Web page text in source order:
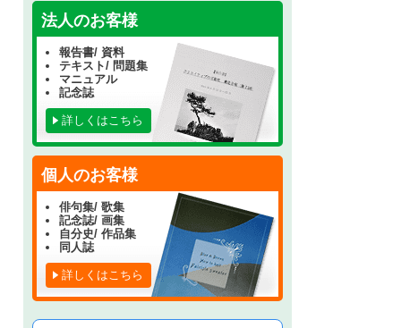
法人のお客様
報告書/ 資料
テキスト/ 問題集
マニュアル
記念誌
詳しくはこちら
個人のお客様
俳句集/ 歌集
記念誌/ 画集
自分史/ 作品集
同人誌
詳しくはこちら